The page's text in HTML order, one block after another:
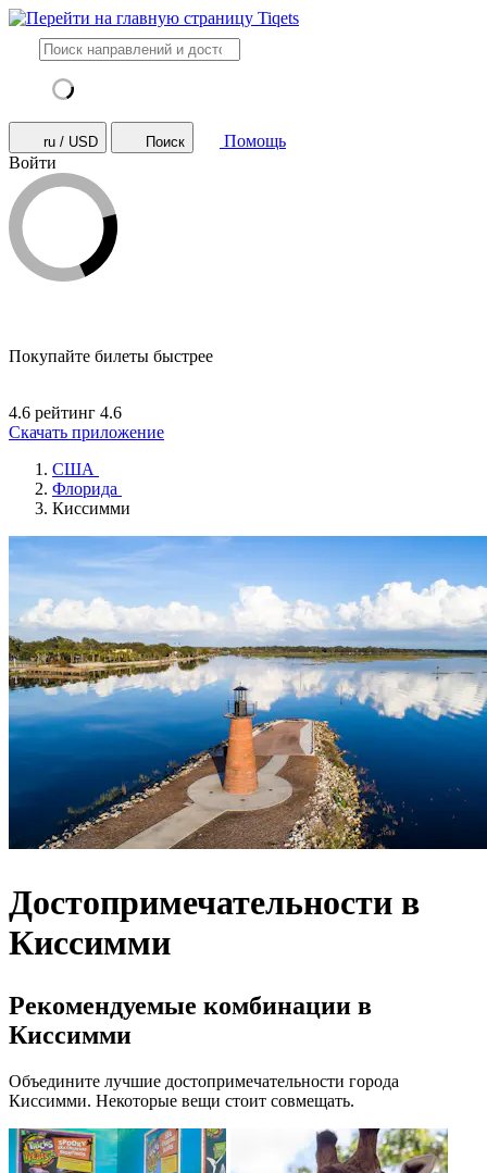
ru / USD Поиск
Помощь
Войти
Покупайте билеты быстрее
4.6 рейтинг 4.6
Скачать приложение
США
Флорида
Киссимми
Достопримечательности в
Киссимми
Рекомендуемые комбинации в
Киссимми
Объедините лучшие достопримечательности города
Киссимми. Некоторые вещи стоит совмещать.